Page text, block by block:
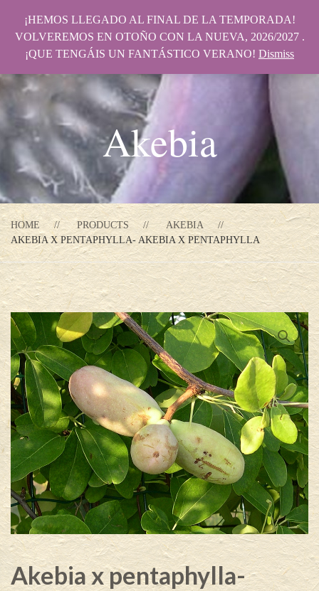
Akebia
HOME PRODUCTS
AKEBIA
AKEBIA X PENTAPHYLLA- AKEBIA X PENTAPHYLLA
Akebia x pentaphylla-
¡HEMOS LLEGADO AL FINAL DE LA TEMPORADA!
VOLVEREMOS EN OTOÑO CON LA NUEVA, 2026/2027 .
¡QUE TENGÁIS UN FANTÁSTICO VERANO! Dismiss